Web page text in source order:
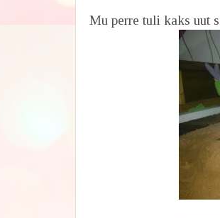
Mu perre tuli kaks uut